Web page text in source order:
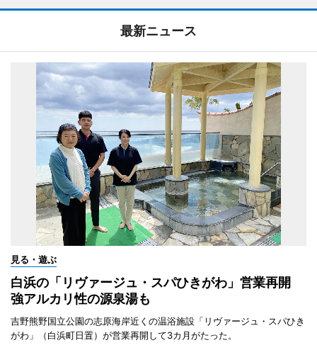
最新ニュース
見る・遊ぶ
白浜の「リヴァージュ・スパひきがわ」営業再開
強アルカリ性の源泉湯も
吉野熊野国立公園の志原海岸近くの温浴施設「リヴァージュ・スパひき
がわ」（白浜町日置）が営業再開して3カ月がたった。